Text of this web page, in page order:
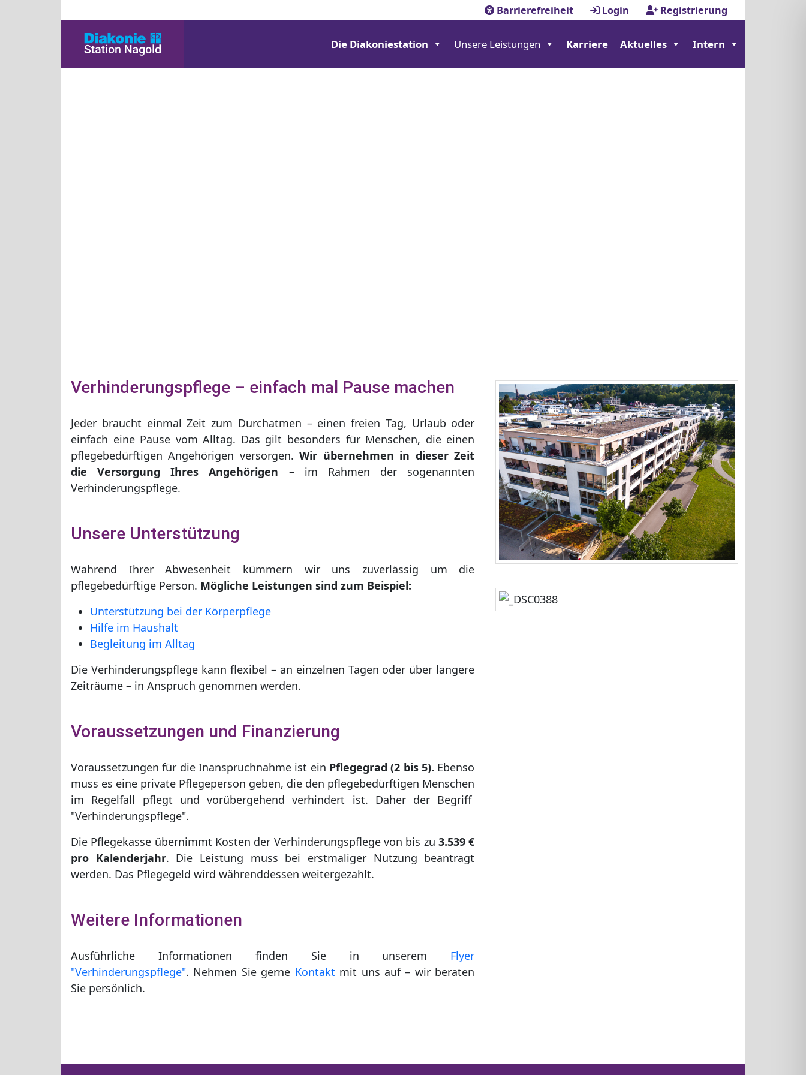
Barrierefreiheit Login Registrierung
Die Diakoniestation Unsere Leistungen Karriere Aktuelles Intern
Verhinderungspflege – einfach mal Pause machen
Jeder braucht einmal Zeit zum Durchatmen – einen freien Tag, Urlaub oder
einfach eine Pause vom Alltag. Das gilt besonders für Menschen, die einen
pflegebedürftigen Angehörigen versorgen.Wir übernehmen in dieser Zeit
die Versorgung Ihres Angehörigen – im Rahmen der sogenannten
Verhinderungspflege.
Unsere Unterstützung
Während Ihrer Abwesenheit kümmern wir uns zuverlässig um die
pflegebedürftige Person. Mögliche Leistungen sind zum Beispiel:
Unterstützung bei der Körperpflege
Hilfe im Haushalt
Begleitung im Alltag
Die Verhinderungspflege kann flexibel – an einzelnen Tagen oder über längere
Zeiträume – in Anspruch genommen werden.
Voraussetzungen und Finanzierung
Voraussetzungen für die Inanspruchnahme ist ein Pflegegrad (2 bis 5). Ebenso
muss es eine private Pflegeperson geben, die den pflegebedürftigen Menschen
im Regelfall pflegt und vorübergehend verhindert ist. Daher der Begriff
"Verhinderungspflege".
Die Pflegekasse übernimmt Kosten der Verhinderungspflege von bis zu 3.539 €
pro Kalenderjahr. Die Leistung muss bei erstmaliger Nutzung beantragt
werden. Das Pflegegeld wird währenddessen weitergezahlt.
Weitere Informationen
Ausführliche Informationen finden Sie in unserem Flyer
"Verhinderungspflege". Nehmen Sie gerne Kontakt mit uns auf – wir beraten
Sie persönlich.